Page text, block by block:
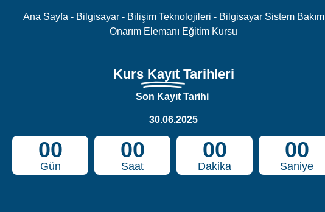
Ana Sayfa - Bilgisayar - Bilişim Teknolojileri - Bilgisayar Sistem Bakım
Onarım Elemanı Eğitim Kursu
Kurs Kayıt Tarihleri
Son Kayıt Tarihi
30.06.2025
00
Gün
00
Saat
00
Dakika
00
Saniye